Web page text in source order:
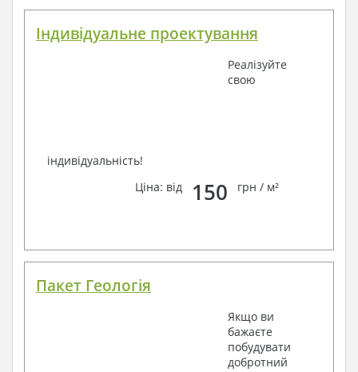
Індивідуальне проектування
Реалізуйте
свою
індивідуальність!
Ціна: від
150 грн / м²
Пакет Геологія
Якщо ви
бажаєте
побудувати
добротний